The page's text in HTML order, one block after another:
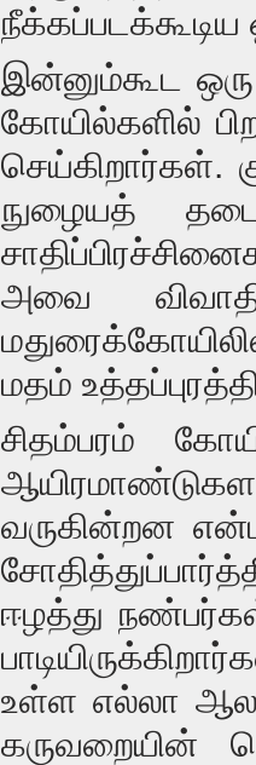
இன்னும்கூட ஒரு
கோயில்களில்
செய்கிறார்கள்.
நுழையத்
அவை
மதம்
சிதம்பரம்
வருகின்றன
ஈழத்து
உள்ள எல்லா
கருவறையின்